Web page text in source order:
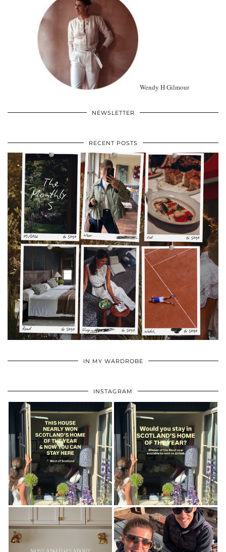
Wendy H Gilmour
NEWSLETTER
RECENT POSTS
IN MY WARDROBE
INSTAGRAM